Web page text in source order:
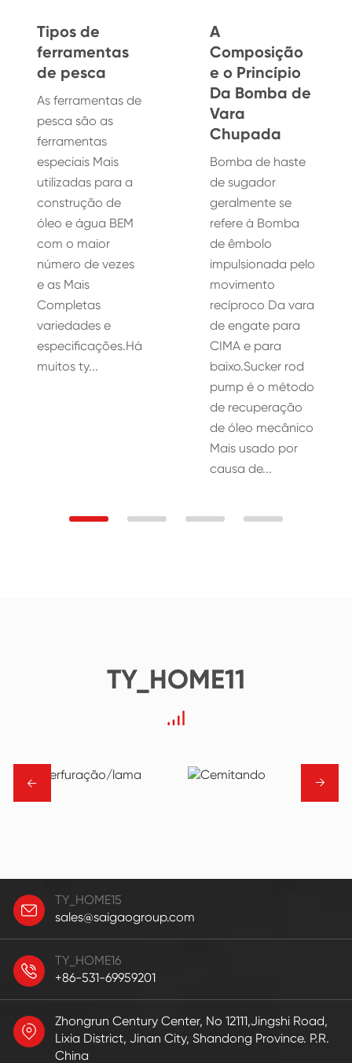
Tipos de
ferramentas
de pesca
As ferramentas de
pesca são as
ferramentas
especiais Mais
utilizadas para a
construção de
óleo e água BEM
com o maior
número de vezes
e as Mais
Completas
variedades e
especificações.Há
muitos ty...
A
Composição
e o Princípio
Da Bomba de
Vara
Chupada
Bomba de haste
de sugador
geralmente se
refere à Bomba
de êmbolo
impulsionada pelo
movimento
recíproco Da vara
de engate para
CIMA e para
baixo.Sucker rod
pump é o método
de recuperação
de óleo mecânico
Mais usado por
causa de...
TY_HOME11
→ →
TY_HOME15
sales@saigaogroup.com
TY_HOME16
+86-531-69959201
Zhongrun Century Center, No 12111,Jingshi Road,
Lixia District, Jinan City, Shandong Province. P.R.
China